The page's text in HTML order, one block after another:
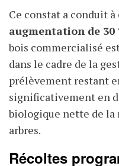
Ce constat a conduit à
augmentation de 30
bois commercialisé
dans le cadre de la
prélèvement restant
significativement en
biologique nette de
arbres.
Récoltes